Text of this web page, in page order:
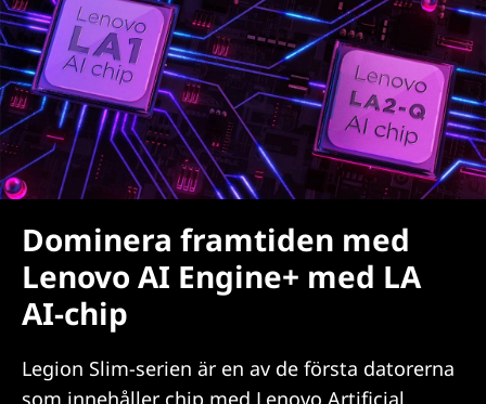
Dominera framtiden med
Lenovo AI Engine+ med LA
AI-chip
Legion Slim-serien är en av de första datorerna
som innehåller chip med Lenovo Artificial